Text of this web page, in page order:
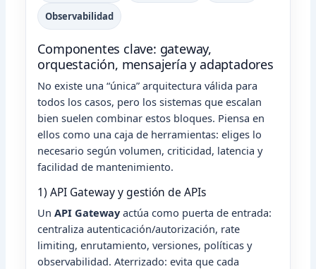
Observabilidad
Componentes clave: gateway,
orquestación, mensajería y adaptadores
No existe una “única” arquitectura válida para
todos los casos, pero los sistemas que escalan
bien suelen combinar estos bloques. Piensa en
ellos como una caja de herramientas: eliges lo
necesario según volumen, criticidad, latencia y
facilidad de mantenimiento.
1) API Gateway y gestión de APIs
UnAPI Gatewayactúa como puerta de entrada:
centraliza autenticación/autorización, rate
limiting, enrutamiento, versiones, políticas y
observabilidad. Aterrizado: evita que cada